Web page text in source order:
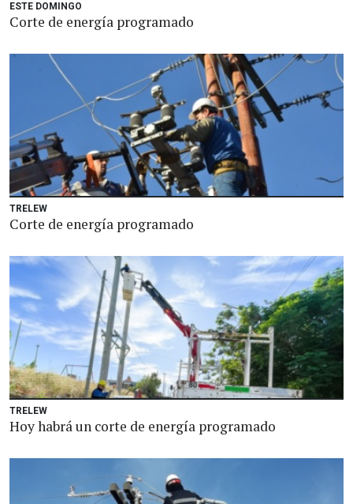
ESTE DOMINGO
Corte de energía programado
TRELEW
Corte de energía programado
TRELEW
Hoy habrá un corte de energía programado